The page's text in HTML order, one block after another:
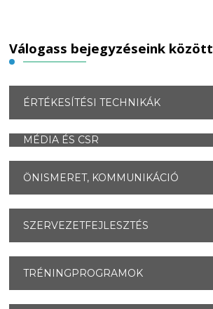
Válogass bejegyzéseink között
ÉRTÉKESÍTÉSI TECHNIKÁK
MÉDIA ÉS CSR
ÖNISMERET, KOMMUNIKÁCIÓ
SZERVEZETFEJLESZTÉS
TRÉNINGPROGRAMOK